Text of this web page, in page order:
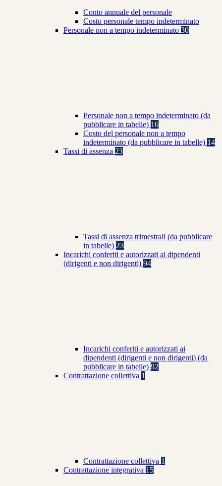
Conto annuale del personale
Costo personale tempo indeterminato
Personale non a tempo indeterminato 30
Personale non a tempo indeterminato (da
pubblicare in tabelle) 16
Costo del personale non a tempo
indeterminato (da pubblicare in tabelle) 14
Tassi di assenza 23
Tassi di assenza trimestrali (da pubblicare
in tabelle) 23
Incarichi conferiti e autorizzati ai dipendenti
(dirigenti e non dirigenti) 94
Incarichi conferiti e autorizzati ai
dipendenti (dirigenti e non dirigenti) (da
pubblicare in tabelle) 92
Contrattazione collettiva 1
Contrattazione collettiva 1
Contrattazione integrativa 15